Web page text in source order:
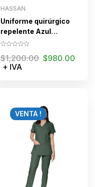
HASSAN
Uniforme quirúrgico
repelente Azul
Nautico para dama
$1,200.00 $980.00
+ IVA
VENTA !